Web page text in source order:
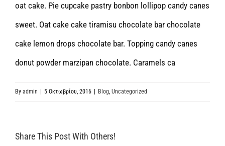
oat cake. Pie cupcake pastry bonbon lollipop candy canes
sweet. Oat cake cake tiramisu chocolate bar chocolate
cake lemon drops chocolate bar. Topping candy canes
donut powder marzipan chocolate. Caramels ca
By admin 5 Οκτωβρίου, 2016 Blog, Uncategorized
Share This Post With Others!